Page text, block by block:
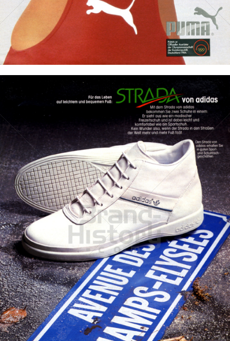
Bild-ID: 11574
adidas adidas-Salomon AG 1985